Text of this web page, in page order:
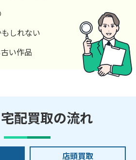
しれない
い作品
配買取の流れ
店頭買取